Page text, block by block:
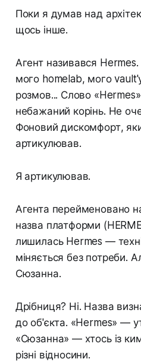
Поки я думав над
щось інше.
Агент називався Hermes.
мого homelab, мого
розмов... Слово
небажаний корінь. Не
Фоновий дискомфорт,
артикулював.
Я артикулював.
Агента перейменовано
назва платформи
лишилась Hermes —
міняється без потреби.
Сюзанна.
Дрібниця? Ні. Назва
до об'єкта. «Hermes» —
«Сюзанна» — хтось із
різні відносини.